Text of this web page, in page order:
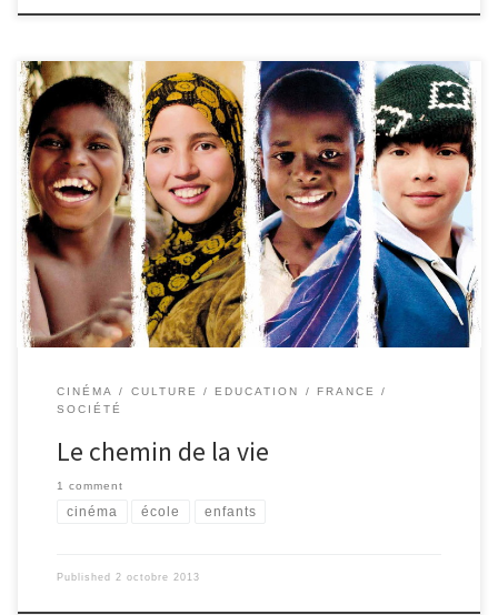
Sur le chemin de l’école est un documentaire particulièrement
touchant, qui montre l’importance que des enfants des quatre
coins du globe accorde à l’école. Ce film, réalisé par Pascal
Plisson, suit cinq enfants qui doivent parcourir des kilomètres et
franchir des tas d’obstacles pour pouvoir accéder à l’éducation.
Zahira, 12 ans, qui vit au Maroc doit faire, chaque lundi, 22 km,
pendant 4 heures, avec quelques amies. Pour Samuel, 11 ans,
habitant en Inde, le défi est double : lui […]
CINÉMA CULTURE EDUCATION
FRANCE
SOCIÉTÉ
Le chemin de la vie
1 comment
cinéma école enfants
Published 2 octobre 2013